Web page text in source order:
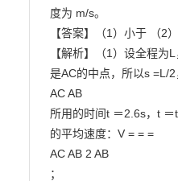
度为 m/s。
【答案】（1）小于 （2
【解析】（1）设全程为
是AC的中点，所以s =L/2
AC AB
所用的时间t ＝2.6s，t
的平均速度：V = = =
AC AB 2 AB
；